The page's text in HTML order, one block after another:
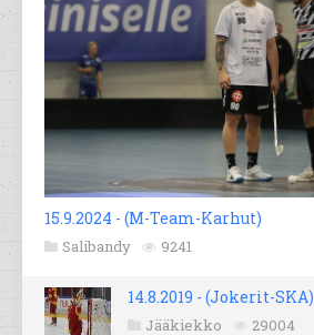
15.9.2024 - (M-Team-Karhut)
Salibandy 9241
14.8.2019 - (Jokerit-SKA)
Jääkiekko 29004